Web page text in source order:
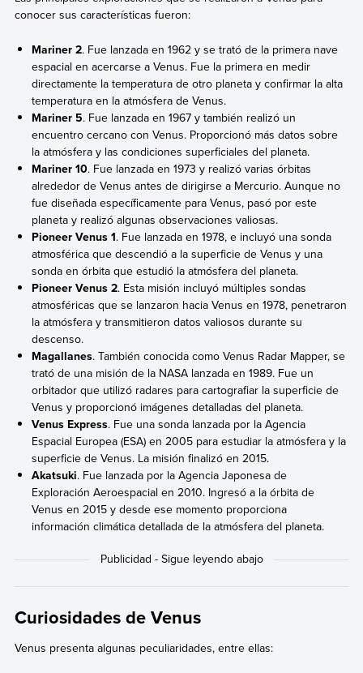
conocer sus características fueron:
Mariner 2. Fue lanzada en 1962 y se trató de la primera nave
espacial en acercarse a Venus. Fue la primera en medir
directamente la temperatura de otro planeta y confirmar la alta
temperatura en la atmósfera de Venus.
Mariner 5. Fue lanzada en 1967 y también realizó un
encuentro cercano con Venus. Proporcionó más datos sobre
la atmósfera y las condiciones superficiales del planeta.
Mariner 10. Fue lanzada en 1973 y realizó varias órbitas
alrededor de Venus antes de dirigirse a Mercurio. Aunque no
fue diseñada específicamente para Venus, pasó por este
planeta y realizó algunas observaciones valiosas.
Pioneer Venus 1. Fue lanzada en 1978, e incluyó una sonda
atmosférica que descendió a la superficie de Venus y una
sonda en órbita que estudió la atmósfera del planeta.
Pioneer Venus 2. Esta misión incluyó múltiples sondas
atmosféricas que se lanzaron hacia Venus en 1978, penetraron
la atmósfera y transmitieron datos valiosos durante su
descenso.
Magallanes. También conocida como Venus Radar Mapper, se
trató de una misión de la NASA lanzada en 1989. Fue un
orbitador que utilizó radares para cartografiar la superficie de
Venus y proporcionó imágenes detalladas del planeta.
Venus Express. Fue una sonda lanzada por la Agencia
Espacial Europea (ESA) en 2005 para estudiar la atmósfera y la
superficie de Venus. La misión finalizó en 2015.
Akatsuki. Fue lanzada por la Agencia Japonesa de
Exploración Aeroespacial en 2010. Ingresó a la órbita de
Venus en 2015 y desde ese momento proporciona
información climática detallada de la atmósfera del planeta.
Curiosidades de Venus
Venus presenta algunas peculiaridades, entre ellas: